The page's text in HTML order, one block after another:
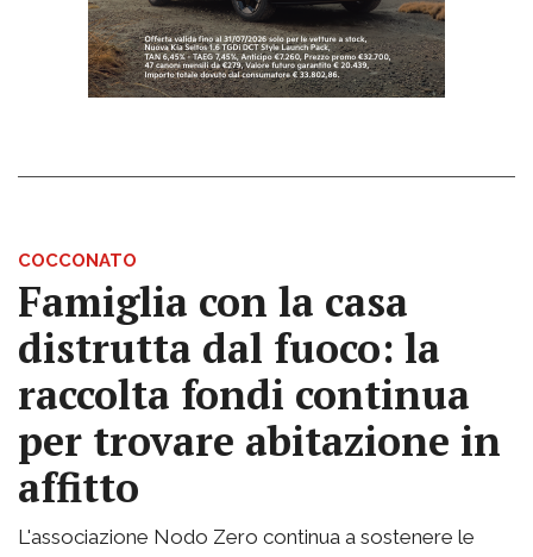
COCCONATO
Famiglia con la casa
distrutta dal fuoco: la
raccolta fondi continua
per trovare abitazione in
affitto
L'associazione Nodo Zero continua a sostenere le